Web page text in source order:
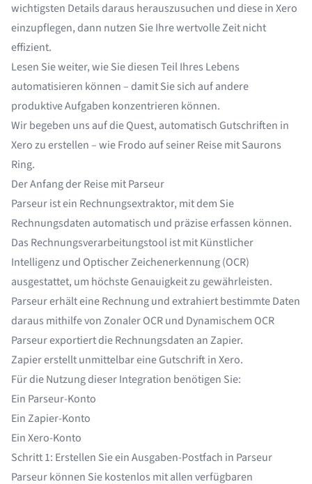
wichtigsten Details daraus herauszusuchen und diese in Xero
einzupflegen, dann nutzen Sie Ihre wertvolle Zeit nicht
effizient.
Lesen Sie weiter, wie Sie diesen Teil Ihres Lebens
automatisieren können – damit Sie sich auf andere
produktive Aufgaben konzentrieren können.
Wir begeben uns auf die Quest, automatisch Gutschriften in
Xero zu erstellen – wie Frodo auf seiner Reise mit Saurons
Ring.
Der Anfang der Reise mit Parseur
Parseur ist ein Rechnungsextraktor, mit dem Sie
Rechnungsdaten automatisch und präzise erfassen können.
Das Rechnungsverarbeitungstoolist mitKünstlicher
Intelligenzund Optischer Zeichenerkennung (OCR)
ausgestattet, um höchste Genauigkeit zu gewährleisten.
Parseur erhält eine Rechnung und extrahiert bestimmte Daten
daraus mithilfe vonZonaler OCRund Dynamischem OCR
Parseur exportiert die Rechnungsdaten an Zapier.
Zapier erstellt unmittelbar eine Gutschrift in Xero.
Für die Nutzung dieser Integration benötigen Sie:
Ein Parseur-Konto
Ein Zapier-Konto
Ein Xero-Konto
Schritt 1: Erstellen Sie ein Ausgaben-Postfach in Parseur
Parseur können Sie kostenlos mit allen verfügbaren